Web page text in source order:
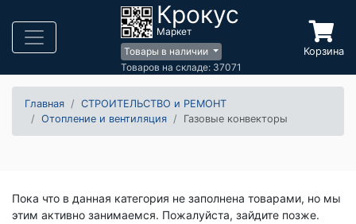
Крокус
Маркет
Товары в наличии
Товаров на складе: 37071
Корзина
Главная
СТРОИТЕЛЬСТВО и РЕМОНТ
Отопление и вентиляция
Газовые конвекторы
Пока что в данная категория не заполнена товарами, но мы
этим активно занимаемся. Пожалуйста, зайдите позже.